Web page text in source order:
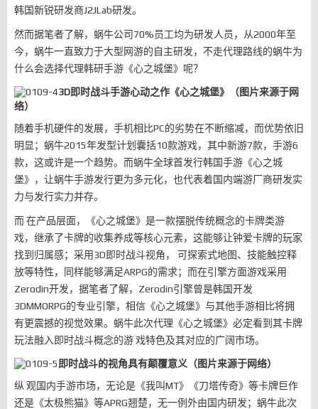
韩国新锐研发商J2JLab研发。
然而据笔者了解，蜗牛公司70%员工均为研发人员，从2000年至
今，蜗牛一直致力于大型网游的自主研发，不走代理路线的蜗牛为
什么会选择代理韩研手游《心之城堡》呢？
3D即时战斗手游心动之作《心之城堡》（图片来源于网
络）
随着手机硬件的发展，手机相比PC的劣势在不断缩减，而优势依旧
明显；蜗牛2015年发型计划囊括10款游戏，其中新游7款，手游6
款，这或许是一个趋势。而蜗牛全球首发行韩国手游《心之城
堡》，让蜗牛手游发行更为多元化，也代表着国内端游厂商研发实
力与发行实力并存。
而 在产品层面，《心之城堡》是一款摆脱传统概念的卡牌类游
戏，继承了卡牌的收集养成等核心元素，这能够让钟爱卡牌的玩家
找到归属感；采用3D即时战斗视角， 可探索式地图、技能触控释
放等特性，同样能够满足ARPG的需求；而在引擎方面游戏采用
Zerodin开发，据笔者了解，Zerodin引擎曾是韩国开发
3DMMORPG的专业引擎，相信《心之城堡》与其他手游相比将拥
有更震撼的视觉效果。蜗牛此次代理《心之城堡》必定看到其卡牌
玩法融入即时战斗概念的游 戏特色及其对应的广阔市场。
即时战斗的视角具有颠覆意义（图片来源于网络）
纵 观国内手游市场，无论是《我叫MT》《刀塔传奇》等卡牌巨作
还是《太极熊猫》等APRG翘楚，无一例外由国内研发；蜗牛此次